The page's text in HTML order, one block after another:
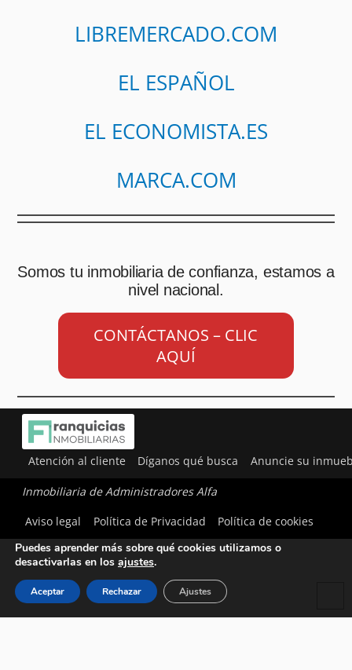
LIBREMERCADO.COM
EL ESPAÑOL
EL ECONOMISTA.ES
MARCA.COM
Somos tu inmobiliaria de confianza, estamos a
nivel nacional.
CONTÁCTANOS – CLIC
AQUÍ
Atención al cliente Díganos qué busca Anuncie su
Inmobiliaria de Administradores Alfa
Aviso legal
Política de Privacidad Política de cookies
Utilizamos cookies para ofrecerte la mejor experiencia en
Puedes aprender más sobre qué cookies utilizamos o
desactivarlas en los ajustes.
Aceptar Rechazar Ajustes